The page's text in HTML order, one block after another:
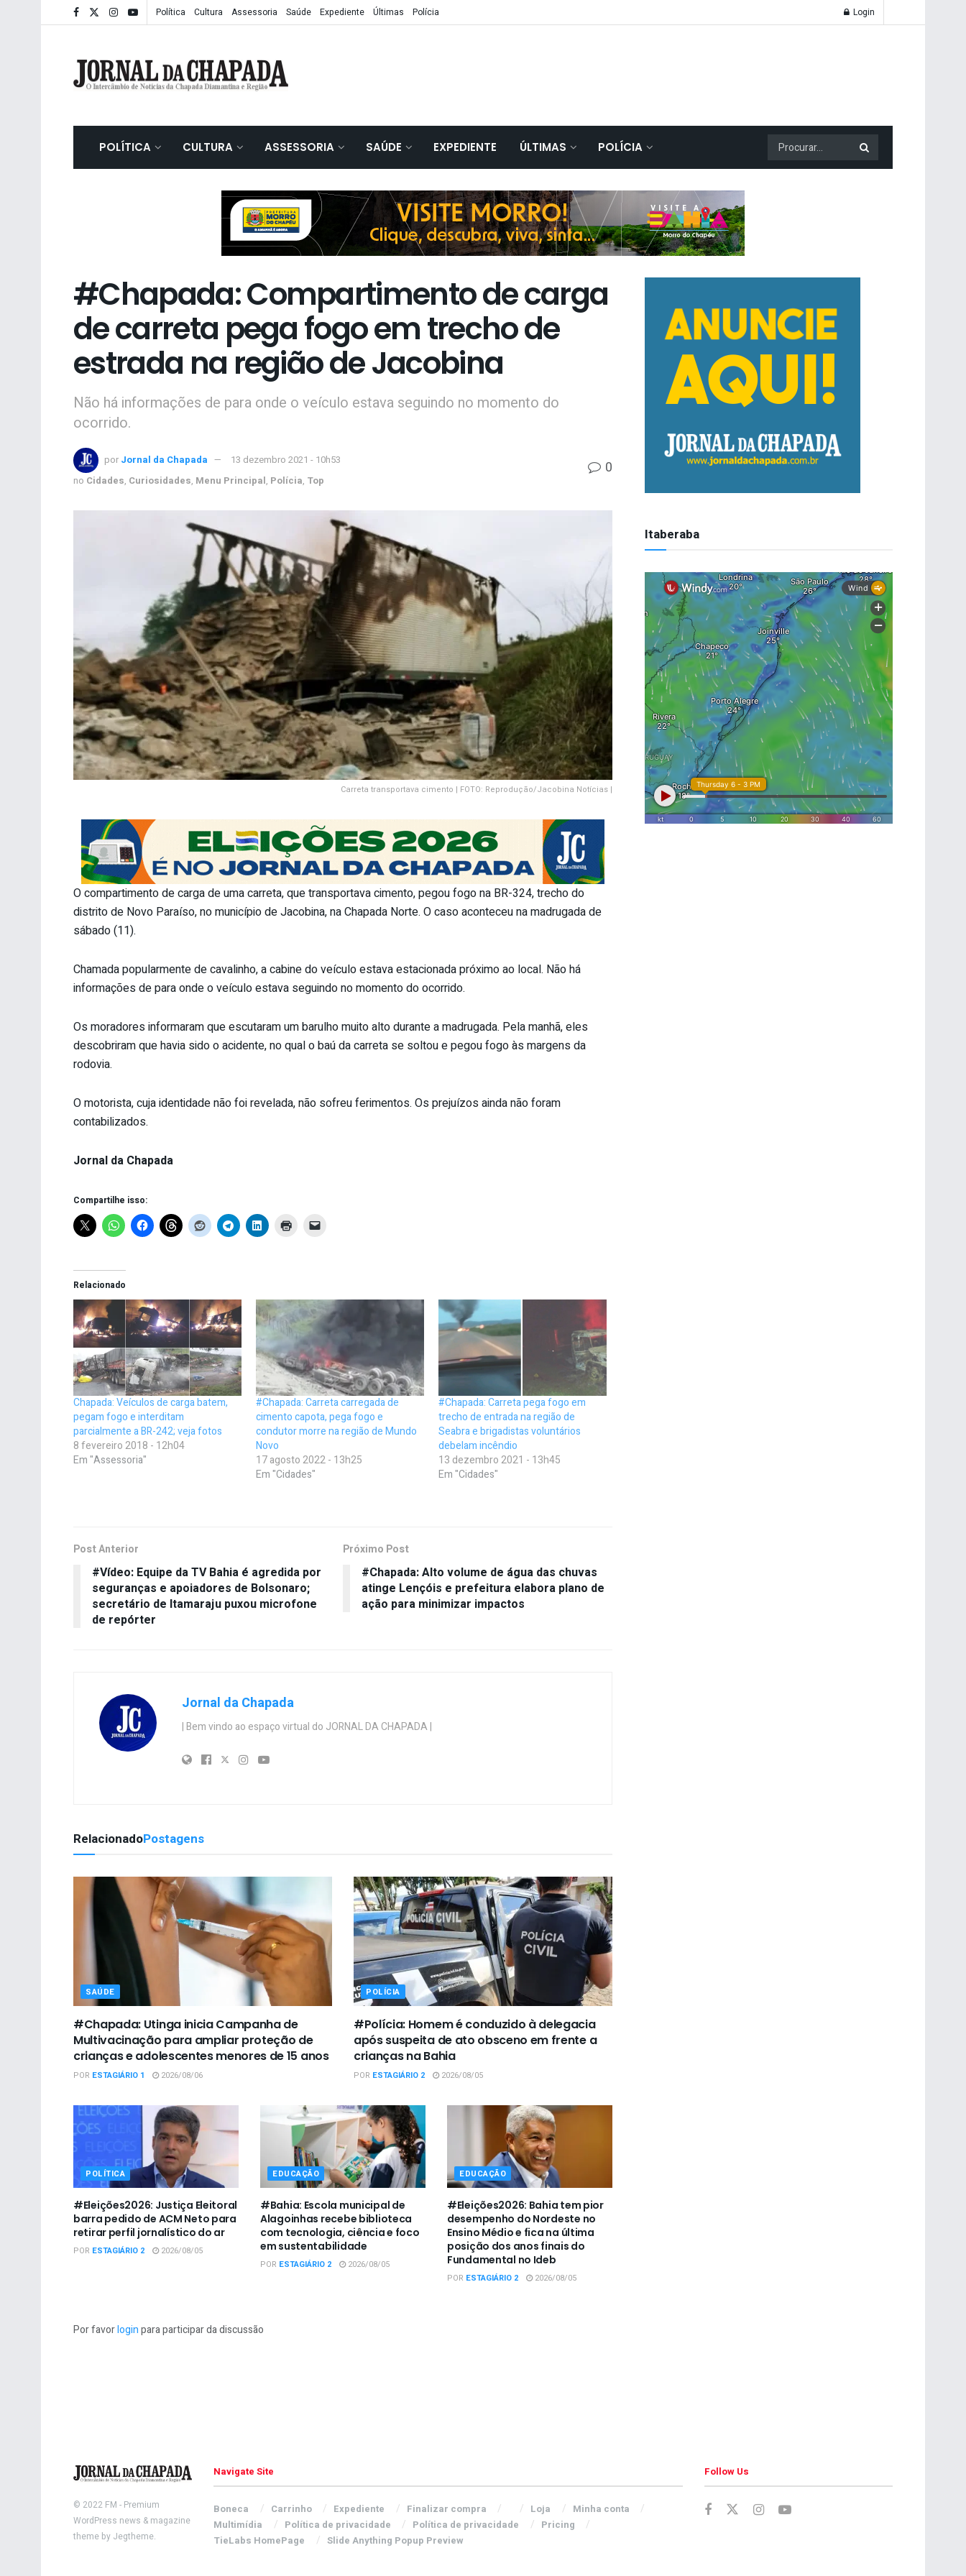
Política Cultura Assessoria Saúde Expediente Últimas Polícia Login
POLÍTICA CULTURA ASSESSORIA SAÚDE EXPEDIENTE ÚLTIMAS POLÍCIA
#Chapada: Compartimento de carga
de carreta pega fogo em trecho de
estrada na região de Jacobina
Não há informações de para onde o veículo estava seguindo no momento do
ocorrido.
por Jornal da Chapada
13 dezembro 2021 - 10h53
no Cidades, Curiosidades, Menu Principal, Polícia, Top
0
Carreta transportava cimento | FOTO: Reprodução/Jacobina Notícias |
O compartimento de carga de uma carreta, que transportava cimento, pegou fogo na BR-324, trecho do
distrito de Novo Paraíso, no município de Jacobina, na Chapada Norte. O caso aconteceu na madrugada de
sábado (11).
Chamada popularmente de cavalinho, a cabine do veículo estava estacionada próximo ao local. Não há
informações de para onde o veículo estava seguindo no momento do ocorrido.
Os moradores informaram que escutaram um barulho muito alto durante a madrugada. Pela manhã, eles
descobriram que havia sido o acidente, no qual o baú da carreta se soltou e pegou fogo às margens da
rodovia.
O motorista, cuja identidade não foi revelada, não sofreu ferimentos. Os prejuízos ainda não foram
contabilizados.
Jornal da Chapada
Compartilhe isso:
Relacionado
Chapada: Veículos de carga batem,
pegam fogo e interditam
parcialmente a BR-242; veja fotos
8 fevereiro 2018 - 12h04
Em "Assessoria"
#Chapada: Carreta carregada de
cimento capota, pega fogo e
condutor morre na região de Mundo
Novo
17 agosto 2022 - 13h25
Em "Cidades"
#Chapada: Carreta pega fogo em
trecho de entrada na região de
Seabra e brigadistas voluntários
debelam incêndio
13 dezembro 2021 - 13h45
Em "Cidades"
Post Anterior
#Vídeo: Equipe da TV Bahia é agredida por
seguranças e apoiadores de Bolsonaro;
secretário de Itamaraju puxou microfone
de repórter
Próximo Post
#Chapada: Alto volume de água das chuvas
atinge Lençóis e prefeitura elabora plano de
ação para minimizar impactos
Jornal da Chapada
| Bem vindo ao espaço virtual do JORNAL DA CHAPADA |
RelacionadoPostagens
SAÚDE
#Chapada: Utinga inicia Campanha de
Multivacinação para ampliar proteção de
crianças e adolescentes menores de 15 anos
POR ESTAGIÁRIO 1 2026/08/06
POLÍCIA
#Polícia: Homem é conduzido à delegacia
após suspeita de ato obsceno em frente a
crianças na Bahia
POR ESTAGIÁRIO 2 2026/08/05
POLÍTICA
#Eleições2026: Justiça Eleitoral
barra pedido de ACM Neto para
retirar perfil jornalístico do ar
POR ESTAGIÁRIO 2 2026/08/05
EDUCAÇÃO
#Bahia: Escola municipal de
Alagoinhas recebe biblioteca
com tecnologia, ciência e foco
em sustentabilidade
POR ESTAGIÁRIO 2 2026/08/05
EDUCAÇÃO
#Eleições2026: Bahia tem pior
desempenho do Nordeste no
Ensino Médio e fica na última
posição dos anos finais do
Fundamental no Ideb
POR ESTAGIÁRIO 2 2026/08/05
Por favorloginpara participar da discussão
Itaberaba
© 2022 FM - Premium
WordPress news & magazine
theme by Jegtheme.
Navigate Site
Boneca Carrinho Expediente Finalizar compra Loja
Minha conta
Multimídia
Política de privacidade Política de privacidade
Pricing
TieLabs HomePage
Slide Anything Popup Preview
Follow Us